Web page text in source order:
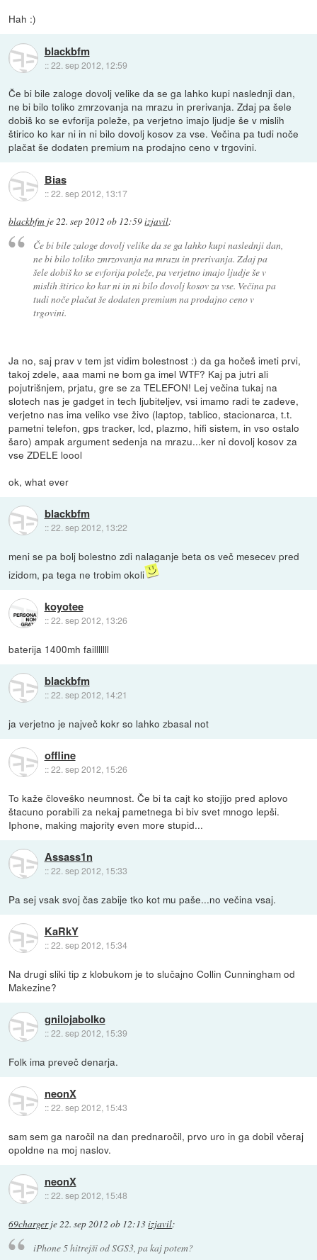
Hah :)
blackbfm
::22. sep 2012, 12:59
Če bi bile zaloge dovolj velike da se ga lahko kupi naslednji dan,
ne bi bilo toliko zmrzovanja na mrazu in prerivanja. Zdaj pa šele
dobiš ko se evforija poleže, pa verjetno imajo ljudje še v mislih
štirico ko kar ni in ni bilo dovolj kosov za vse. Večina pa tudi noče
plačat še dodaten premium na prodajno ceno v trgovini.
Bias
::22. sep 2012, 13:17
blackbfm je22. sep 2012 ob 12:59izjavil:
Če bi bile zaloge dovolj velike da se ga lahko kupi naslednji dan,
ne bi bilo toliko zmrzovanja na mrazu in prerivanja. Zdaj pa
šele dobiš ko se evforija poleže, pa verjetno imajo ljudje še v
mislih štirico ko kar ni in ni bilo dovolj kosov za vse. Večina pa
tudi noče plačat še dodaten premium na prodajno ceno v
trgovini.
Ja no, saj prav v tem jst vidim bolestnost :) da ga hočeš imeti prvi,
takoj zdele, aaa mami ne bom ga imel WTF? Kaj pa jutri ali
pojutrišnjem, prjatu, gre se za TELEFON! Lej večina tukaj na
slotech nas je gadget in tech ljubiteljev, vsi imamo radi te zadeve,
verjetno nas ima veliko vse živo (laptop, tablico, stacionarca, t.t.
pametni telefon, gps tracker, lcd, plazmo, hifi sistem, in vso ostalo
šaro) ampak argument sedenja na mrazu...ker ni dovolj kosov za
vse ZDELE loool
ok, what ever
blackbfm
::22. sep 2012, 13:22
meni se pa bolj bolestno zdi nalaganje beta os več mesecev pred
izidom, pa tega ne trobim okoli
koyotee
::22. sep 2012, 13:26
baterija 1400mh failllllll
blackbfm
::22. sep 2012, 14:21
ja verjetno je največ kokr so lahko zbasal not
offline
::22. sep 2012, 15:26
To kaže človeško neumnost. Če bi ta cajt ko stojijo pred aplovo
štacuno porabili za nekaj pametnega bi biv svet mnogo lepši.
Iphone, making majority even more stupid...
Assass1n
::22. sep 2012, 15:33
Pa sej vsak svoj čas zabije tko kot mu paše...no večina vsaj.
KaRkY
::22. sep 2012, 15:34
Na drugi sliki tip z klobukom je to slučajno Collin Cunningham od
Makezine?
gnilojabolko
::22. sep 2012, 15:39
Folk ima preveč denarja.
neonX
::22. sep 2012, 15:43
sam sem ga naročil na dan prednaročil, prvo uro in ga dobil včeraj
opoldne na moj naslov.
neonX
::22. sep 2012, 15:48
69chargerje22. sep 2012 ob 12:13izjavil:
iPhone 5 hitrejši od SGS3, pa kaj potem?